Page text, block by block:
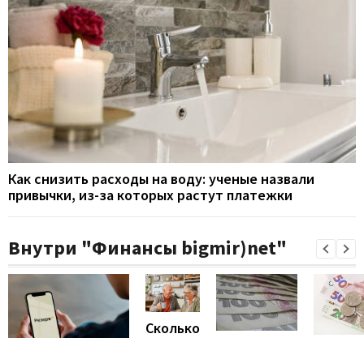
Как снизить расходы на воду: ученые назвали
привычки, из-за которых растут платежки
Внутри "Финансы bigmir)net"
Сколько